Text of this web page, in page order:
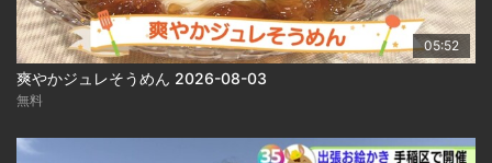
05:52
爽やかジュレそうめん 2026-08-03
無料